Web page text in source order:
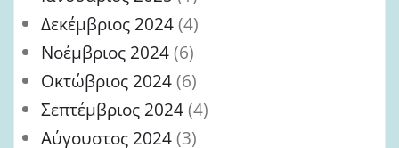
Δεκέμβριος 2024(4)
Νοέμβριος 2024(6)
Οκτώβριος 2024(6)
Σεπτέμβριος 2024(4)
Αύγουστος 2024(3)